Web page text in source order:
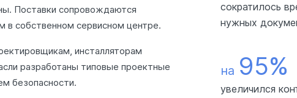
Поставки сопровождаются
в собственном сервисном центре.
инсталляторам
разработаны типовые проектные
безопасности.
сократилось
нужных
на 95%
увеличился